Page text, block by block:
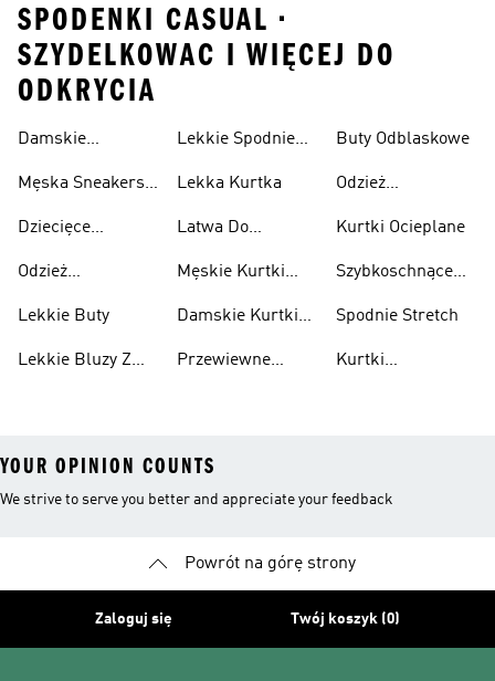
SPODENKI CASUAL •
SZYDELKOWAC I WIĘCEJ DO
ODKRYCIA
Damskie
Przewiewne
Męska Sneakersy
Dziecięce
Przewiewne
Odzież
Lekkie Buty
Lekkie Bluzy Z
Lekkie Spodnie
Lekka Kurtka
Latwa Do
Kurtki
Męskie Kurtki
Damskie Kurtki
Przewiewne
Buty Odblaskowe
Odzież
Kurtki Ocieplane
Szybkoschnące
Spodnie Stretch
Kurtki
YOUR OPINION COUNTS
We strive to serve you better and appreciate your feedback
Powrót na górę strony
Zaloguj się Twój koszyk (0)